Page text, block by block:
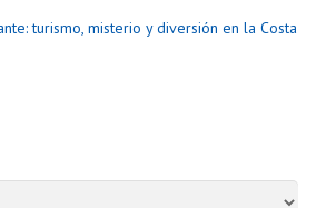
turismo, misterio y diversión en la Costa